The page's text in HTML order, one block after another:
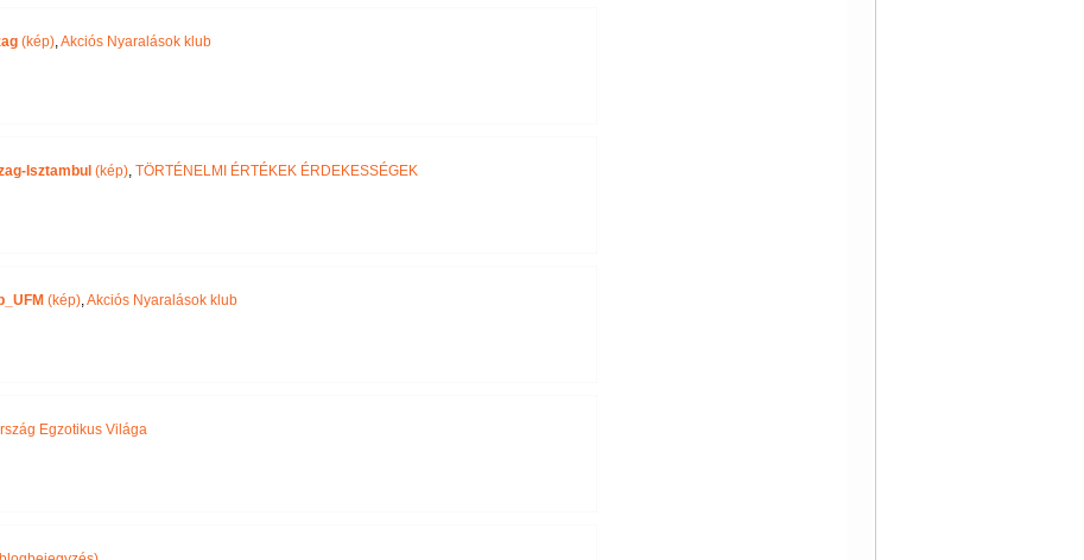
(kép),Akciós Nyaralások klub
Isztambul (kép), TÖRTÉNELMI ÉRTÉKEK ÉRDEKESSÉGEK
(kép),Akciós Nyaralások klub
Egzotikus Világa